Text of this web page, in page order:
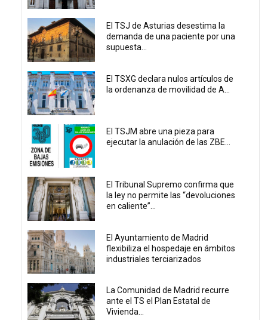
El TSJ de Asturias desestima la
demanda de una paciente por una
supuesta...
El TSXG declara nulos artículos de
la ordenanza de movilidad de A...
El TSJM abre una pieza para
ejecutar la anulación de las ZBE...
El Tribunal Supremo confirma que
la ley no permite las “devoluciones
en caliente”...
El Ayuntamiento de Madrid
flexibiliza el hospedaje en ámbitos
industriales terciarizados
La Comunidad de Madrid recurre
ante el TS el Plan Estatal de
Vivienda...